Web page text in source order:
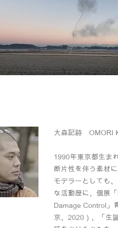
大森記詩 OMORI
1990年東京都生ま
断片性を伴う素材
モデラーとしても
な活動歴に、個展
Damage Control」
京、2020）、「生